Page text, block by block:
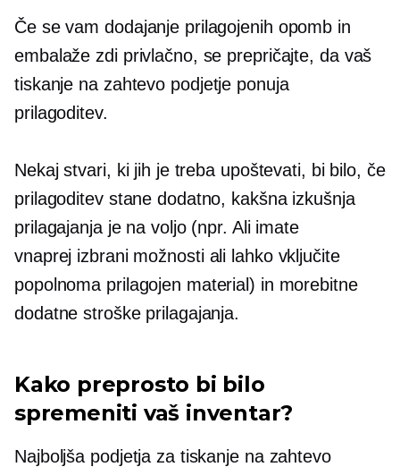
Če se vam dodajanje prilagojenih opomb in
embalaže zdi privlačno, se prepričajte, da vaš
tiskanje na zahtevo podjetje ponuja
prilagoditev.
Nekaj ​​stvari, ki jih je treba upoštevati, bi bilo, če
prilagoditev stane dodatno, kakšna izkušnja
prilagajanja je na voljo (npr. Ali imate
vnaprej izbranimožnosti ali lahko vključite
popolnoma prilagojen material) in morebitne
dodatne stroške prilagajanja.
Kako preprosto bi bilo
spremeniti vaš inventar?
Najboljša podjetja za tiskanje na zahtevo